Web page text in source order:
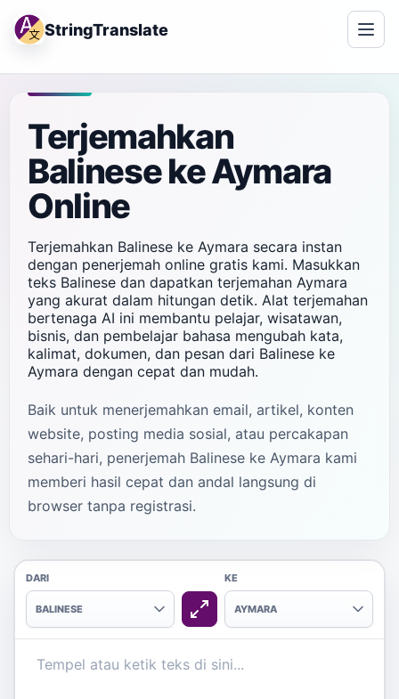
StringTranslate
Terjemahkan
Balinese ke Aymara
Online
Terjemahkan Balinese ke Aymara secara instan
dengan penerjemah online gratis kami. Masukkan
teks Balinese dan dapatkan terjemahan Aymara
yang akurat dalam hitungan detik. Alat terjemahan
bertenaga AI ini membantu pelajar, wisatawan,
bisnis, dan pembelajar bahasa mengubah kata,
kalimat, dokumen, dan pesan dari Balinese ke
Aymara dengan cepat dan mudah.
Baik untuk menerjemahkan email, artikel, konten
website, posting media sosial, atau percakapan
sehari-hari, penerjemah Balinese ke Aymara kami
memberi hasil cepat dan andal langsung di
browser tanpa registrasi.
DARI
BALINESE
KE
AYMARA